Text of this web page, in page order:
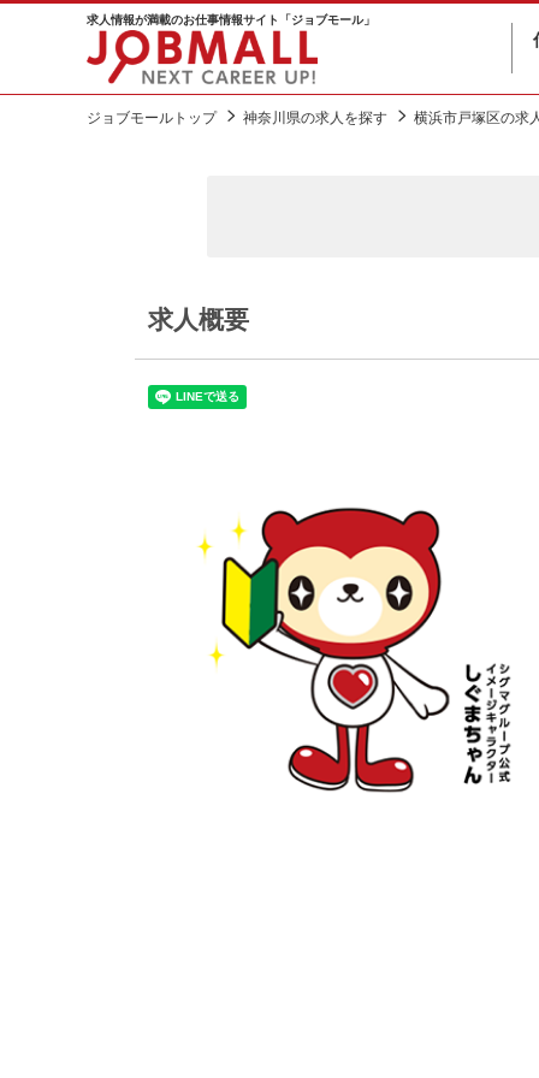
求人情報が満載のお仕事情報サイト「ジョブモール」
ジョブモールトップ 神奈川県の求人を探す 横浜市戸塚区の求
求人概要